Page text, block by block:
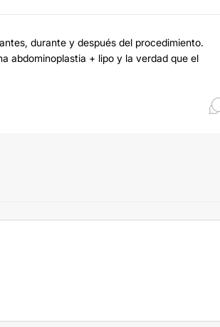
durante y después del procedimiento.
abdominoplastia + lipo y la verdad que el